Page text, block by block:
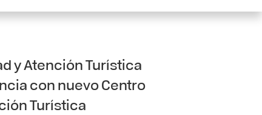
y Atención Turística
con nuevo Centro
Turística